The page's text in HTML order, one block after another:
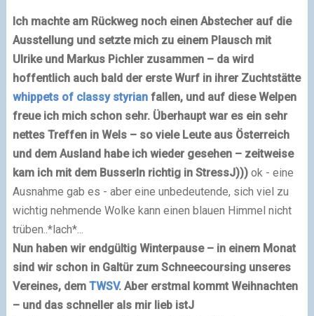
Ich machte am Rückweg noch einen Abstecher auf die
Ausstellung und setzte mich zu einem Plausch mit
Ulrike und Markus Pichler zusammen – da wird
hoffentlich auch bald der erste Wurf in ihrer Zuchtstätte
whippets of classy styrianfallen, und auf diese Welpen
freue ich mich schon sehr. Überhaupt war es ein sehr
nettes Treffen in Wels – so viele Leute aus Österreich
und dem Ausland habe ich wieder gesehen – zeitweise
kam ich mit dem Busserln richtig in StressJ))) ok - eine
Ausnahme gab es - aber eine unbedeutende, sich viel zu
wichtig nehmende Wolke kann einen blauen Himmel nicht
trüben..*lach*...
Nun haben wir endgültig Winterpause – in einem Monat
sind wir schon in Galtür zum Schneecoursing unseres
Vereines, dem TWSV. Aber erstmal kommt Weihnachten
– und das schneller als mir lieb istJ